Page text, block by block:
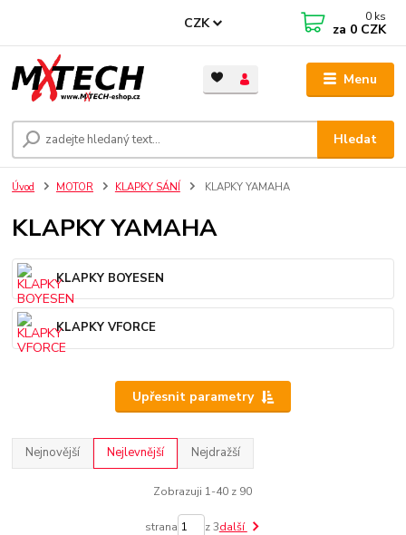
Menu
CZK
Hledat
0 ks
za 0 CZK
Úvod MOTOR KLAPKY SÁNÍ KLAPKY YAMAHA
KLAPKY YAMAHA
KLAPKY BOYESEN
KLAPKY VFORCE
Upřesnit parametry
Nejnovější Nejlevnější Nejdražší
Zobrazuji 1-40 z 90
strana z 3další